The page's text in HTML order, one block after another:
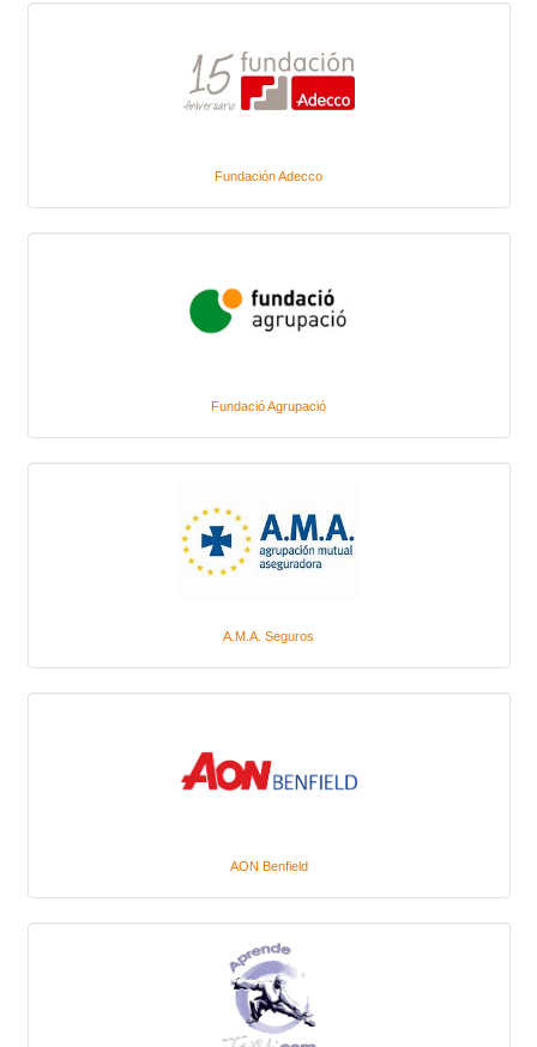
Fundación Adecco
Fundació Agrupació
A.M.A. Seguros
AON Benfield